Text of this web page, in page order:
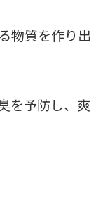
物質を作り出
を予防し、爽